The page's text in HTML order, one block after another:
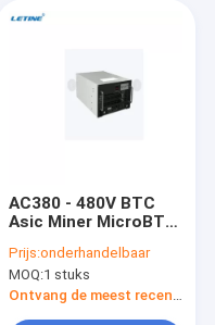
AC380 - 480V BTC
Asic Miner MicroBT
270T 4995W
Prijs:onderhandelbaar
MOQ:1 stuks
Ontvang de meest recente Prijs